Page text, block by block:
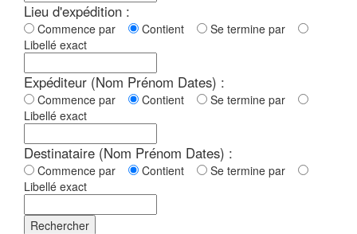
Lieu d'expédition :
Commence par Contient
Se termine par
Libellé exact
Expéditeur (Nom Prénom Dates) :
Commence par Contient
Se termine par
Libellé exact
Destinataire (Nom Prénom Dates) :
Commence par Contient
Se termine par
Libellé exact
Rechercher